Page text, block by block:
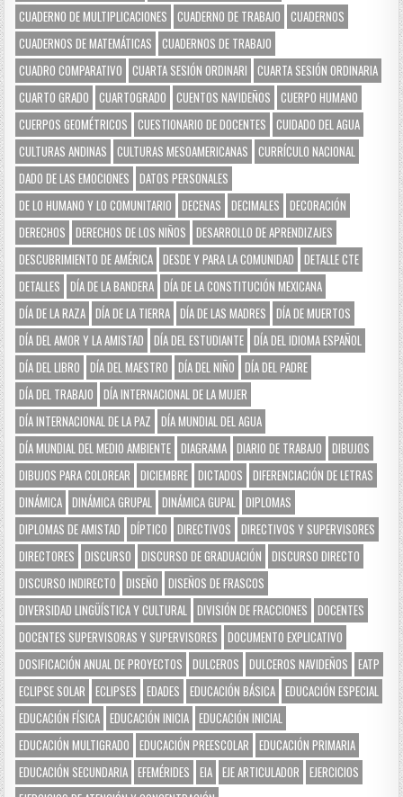
CUADERNO DE MULTIPLICACIONES
CUADERNO DE TRABAJO
CUADERNOS
CUADERNOS DE MATEMÁTICAS
CUADERNOS DE TRABAJO
CUADRO COMPARATIVO
CUARTA SESIÓN ORDINARI
CUARTA SESIÓN ORDINARIA
CUARTO GRADO
CUARTOGRADO CUENTOS NAVIDEÑOS
CUERPO HUMANO
CUERPOS GEOMÉTRICOS
CUESTIONARIO DE DOCENTES
CUIDADO DEL AGUA
CULTURAS ANDINAS
CULTURAS MESOAMERICANAS
CURRÍCULO NACIONAL
DADO DE LAS EMOCIONES
DATOS PERSONALES
DE LO HUMANO Y LO COMUNITARIO
DECENAS DECIMALES
DECORACIÓN
DERECHOS
DERECHOS DE LOS NIÑOS
DESARROLLO DE APRENDIZAJES
DESCUBRIMIENTO DE AMÉRICA DESDE Y PARA LA COMUNIDAD
DETALLE CTE
DETALLES
DÍA DE LA BANDERA DÍA DE LA CONSTITUCIÓN MEXICANA
DÍA DE LA RAZA DÍA DE LA TIERRA DÍA DE LAS MADRES
DÍA DE MUERTOS
DÍA DEL AMOR Y LA AMISTAD
DÍA DEL ESTUDIANTE DÍA DEL IDIOMA ESPAÑOL
DÍA DEL LIBRO
DÍA DEL MAESTRO DÍA DEL NIÑO
DÍA DEL PADRE
DÍA DEL TRABAJO
DÍA INTERNACIONAL DE LA MUJER
DÍA INTERNACIONAL DE LA PAZ
DÍA MUNDIAL DEL AGUA
DÍA MUNDIAL DEL MEDIO AMBIENTE DIAGRAMA DIARIO DE TRABAJO
DIBUJOS
DIBUJOS PARA COLOREAR
DICIEMBRE DICTADOS
DIFERENCIACIÓN DE LETRAS
DINÁMICA DINÁMICA GRUPAL DINÁMICA GUPAL DIPLOMAS
DIPLOMAS DE AMISTAD
DÍPTICO DIRECTIVOS
DIRECTIVOS Y SUPERVISORES
DIRECTORES
DISCURSO DISCURSO DE GRADUACIÓN
DISCURSO DIRECTO
DISCURSO INDIRECTO
DISEÑO
DISEÑOS DE FRASCOS
DIVERSIDAD LINGÜÍSTICA Y CULTURAL DIVISIÓN DE FRACCIONES
DOCENTES
DOCENTES SUPERVISORAS Y SUPERVISORES
DOCUMENTO EXPLICATIVO
DOSIFICACIÓN ANUAL DE PROYECTOS
DULCEROS DULCEROS NAVIDEÑOS
EATP
ECLIPSE SOLAR
ECLIPSES EDADES EDUCACIÓN BÁSICA EDUCACIÓN ESPECIAL
EDUCACIÓN FÍSICA EDUCACIÓN INICIA EDUCACIÓN INICIAL
EDUCACIÓN MULTIGRADO
EDUCACIÓN PREESCOLAR
EDUCACIÓN PRIMARIA
EDUCACIÓN SECUNDARIA EFEMÉRIDES EIA EJE ARTICULADOR
EJERCICIOS